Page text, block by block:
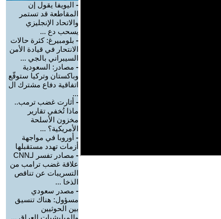
- اليويفا يقول إن
المقاطعة قد تستمر
والاتحاد الإنجليزي
يسحب دع ...
- بلومبيرغ: كثرة حالات
الانتحار في قيادة الأمن
السيبراني بالجي ...
- مصادر: السعودية
وباكستان وتركيا ستوقّع
اتفاقية دفاع مشترك ال
...
- أثارت غضب ترمب..
ماذا تُخفي تقارير
مخزون الأسلحة
الأمريكية؟ ...
- أوروبا في مواجهة
أزمات تهدد مستقبلها
-
مصادر تفسر لـCNN
علاقة غضب ترامب من
التسريبات عن تناقص
الذخا ...
- مصدر سعودي
مسؤول: هناك تنسيق
بين الحوثيين
والميليشيات العراق ...